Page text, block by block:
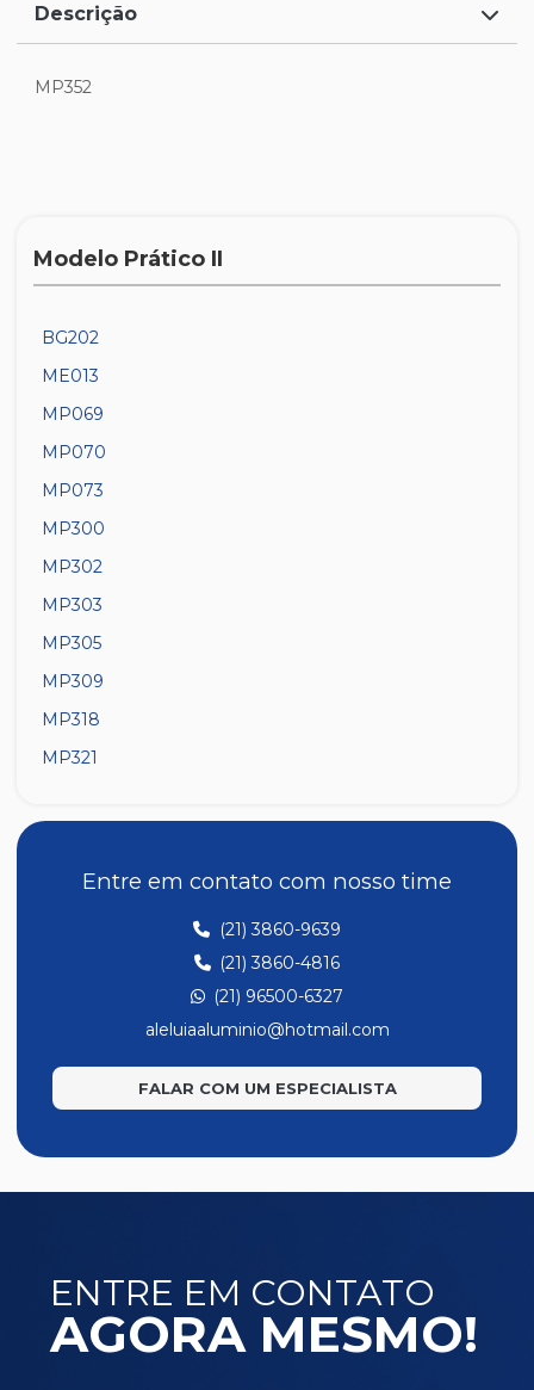
Descrição
MP352
Modelo Prático II
BG202
ME013
MP069
MP070
MP073
MP300
MP302
MP303
MP305
MP309
MP318
MP321
MP337
MP357
MP358
MP363
MP366
Entre em contato com nosso time
(21) 3860-9639
(21) 3860-4816
(21) 96500-6327
aleluiaaluminio@hotmail.com
FALAR COM UM ESPECIALISTA
ENTRE EM CONTATO
AGORA MESMO!